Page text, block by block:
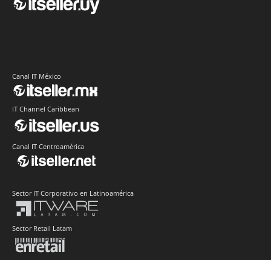
Canal IT México
IT Channel Caribbean
Canal IT Centroamérica
Sector IT Corporativo en Latinoamérica
Sector Retail Latam